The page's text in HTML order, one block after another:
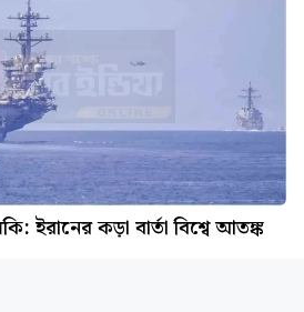
ইরানের কড়া বার্তা বিশ্বে আতঙ্ক